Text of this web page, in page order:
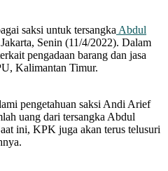
saksi untuk tersangka Abdul
Senin (11/4/2022). Dalam
pengadaan barang dan jasa
Kalimantan Timur.
pengetahuan saksi Andi Arief
uang dari tersangka Abdul
ini, KPK juga akan terus telusuri